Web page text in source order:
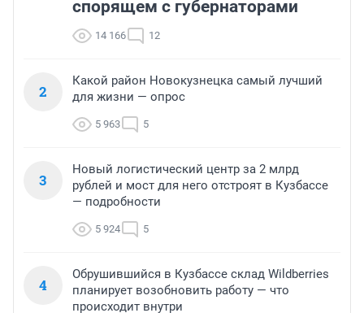
спорящем с губернаторами
14 166 12
2
Какой район Новокузнецка самый лучший
для жизни — опрос
5 963 5
3
Новый логистический центр за 2 млрд
рублей и мост для него отстроят в Кузбассе
— подробности
5 924 5
4
Обрушившийся в Кузбассе склад Wildberries
планирует возобновить работу — что
происходит внутри